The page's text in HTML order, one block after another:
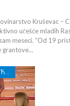
Kruševac –
učešće mladih
meseci. “Od 19
grantove…
ЗА АКТИВНО УЧЕШЋЕ МЛАДИХ РАСИНСКОГ ОКРУГА